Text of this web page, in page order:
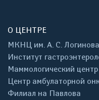
О ЦЕНТРЕ
МКНЦ им. А. С. Логинова
Институт
Маммологический центр
Центр амбулаторной
Филиал на Павлова